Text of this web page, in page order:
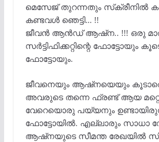
മെസേജ് തുറന്നതും സ്‌ക്രീനിൽ
കണ്ടവൾ ഞെട്ടി… !!
ജീവൻ ആൻഡ് ആഷ്ന.. !!! ഒരു
സർട്ടിഫിക്കറ്റിന്റെ ഫോട്ടോയും
ഫോട്ടോയും.
ജീവനെയും ആഷ്‌നയെയും
അവരുടെ തന്നെ ഫ്രണ്ട് ആയ
വേറെയൊരു പയ്യനും
ഫോട്ടോയിൽ. എല്ലാരും സാധാ
ആഷ്നയുടെ സീമന്ത രേഖയിൽ